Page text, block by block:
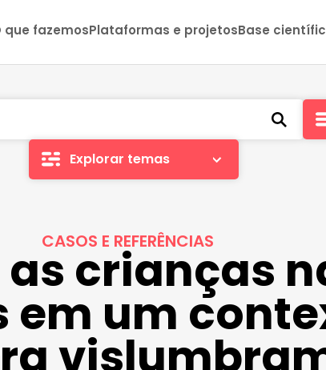
que fazemosPlataformas e projetosBase
Explorar temas
CASOS E REFERÊNCIAS
crianças
em um